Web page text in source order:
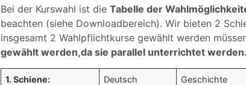
Bei der Kurswahl ist die Tabelle der
beachten (siehe Downloadbereich). Wir bieten 2
insgesamt 2 Wahlpflichtkurse gewählt werden
gewählt werden,da sie parallel unterrichtet werden.
1. Schiene: Deutsch Geschichte